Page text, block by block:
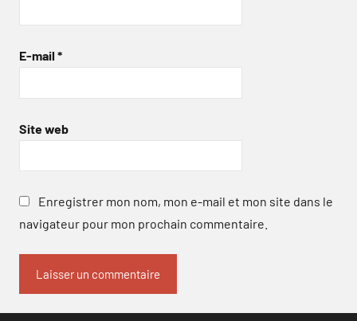
E-mail *
Site web
Enregistrer mon nom, mon e-mail et mon site dans le
navigateur pour mon prochain commentaire.